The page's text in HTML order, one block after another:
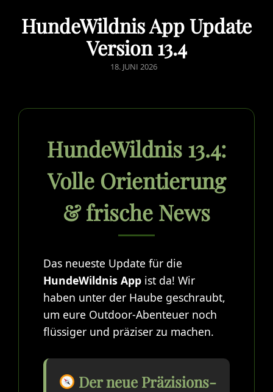
HundeWildnis App Update
Version 13.4
POSTED
18. JUNI 2026
HundeWildnis 13.4:
Volle Orientierung
& frische News
Das neueste Update für die
HundeWildnis App ist da! Wir
haben unter der Haube geschraubt,
um eure Outdoor-Abenteuer noch
flüssiger und präziser zu machen.
Der neue Präzisions-